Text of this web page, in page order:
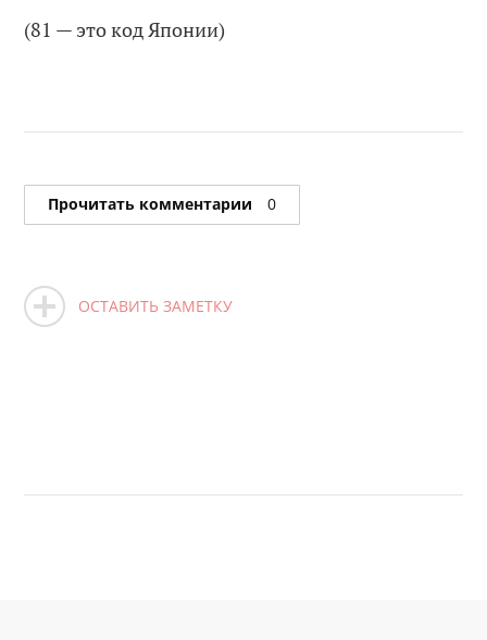
(81 — это код Японии)
Прочитать комментарии 0
ОСТАВИТЬ ЗАМЕТКУ